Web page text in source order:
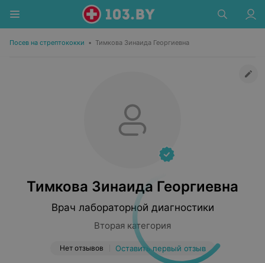
Посев на стрептококки • Тимкова Зинаида Георгиевна
Тимкова Зинаида Георгиевна
Врач лабораторной диагностики
Вторая категория
Нет отзывов Оставить первый отзыв